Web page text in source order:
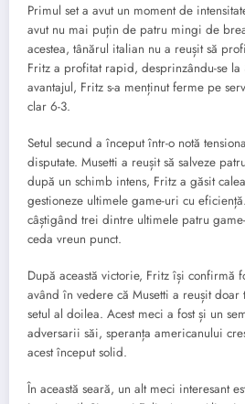
Primul set a avut un moment de
avut nu mai puțin de patru mingi de
acestea, tânărul italian nu a reușit să
Fritz a profitat rapid, desprinzându-se la
avantajul, Fritz s-a menținut ferme pe
clar 6-3.
Setul secund a început într-o notă
disputate. Musetti a reușit să salveze
după un schimb intens, Fritz a găsit
gestioneze ultimele game-uri cu
câștigând trei dintre ultimele patru
ceda vreun punct.
După această victorie, Fritz își confirmă
având în vedere că Musetti a reușit
setul al doilea. Acest meci a fost și un
adversarii săi, speranța americanului
acest început solid.
În această seară, un alt meci interesant